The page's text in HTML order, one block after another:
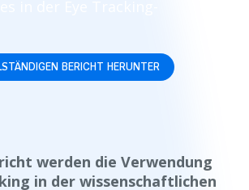
BERICHT HERUNTER
werden die Verwendung
in der wissenschaftlichen